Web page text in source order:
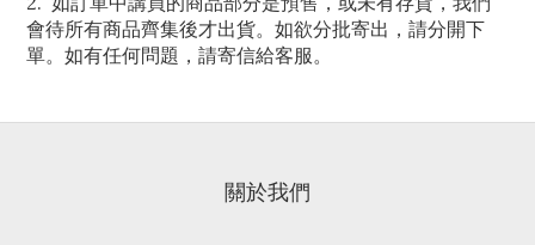
會待所有商品齊集後才出貨。如欲分批寄出，請分開下
單。如有任何問題，請寄信給客服。
關於我們